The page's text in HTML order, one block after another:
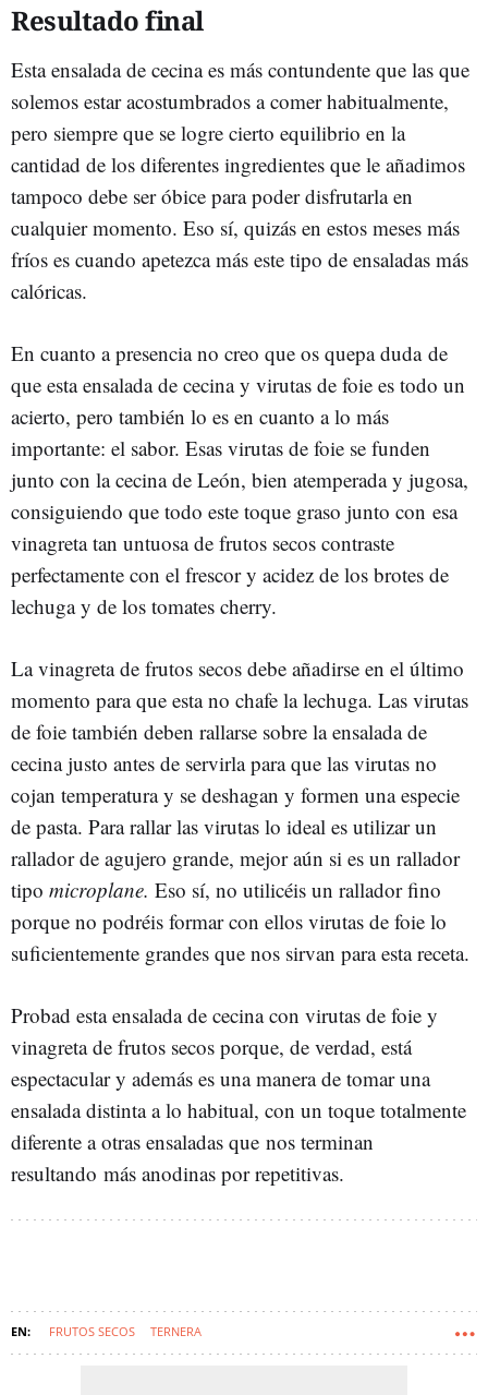
Resultado final
Esta ensalada de cecina es más contundente que las que
solemos estar acostumbrados a comer habitualmente,
pero siempre que se logre cierto equilibrio en la
cantidad de los diferentes ingredientes que le añadimos
tampoco debe ser óbice para poder disfrutarla en
cualquier momento. Eso sí, quizás en estos meses más
fríos es cuando apetezca más este tipo de ensaladas más
calóricas.
En cuanto a presencia no creo que os quepa duda de
que esta ensalada de cecina y virutas de foie es todo un
acierto, pero también lo es en cuanto a lo más
importante: el sabor. Esas virutas de foie se funden
junto con la cecina de León, bien atemperada y jugosa,
consiguiendo que todo este toque graso junto con esa
vinagreta tan untuosa de frutos secos contraste
perfectamente con el frescor y acidez de los brotes de
lechuga y de los tomates cherry.
La vinagreta de frutos secos debe añadirse en el último
momento para que esta no chafe la lechuga. Las virutas
de foie también deben rallarse sobre la ensalada de
cecina justo antes de servirla para que las virutas no
cojan temperatura y se deshagan y formen una especie
de pasta. Para rallar las virutas lo ideal es utilizar un
rallador de agujero grande, mejor aún si es un rallador
tipo microplane. Eso sí, no utilicéis un rallador fino
porque no podréis formar con ellos virutas de foie lo
suficientemente grandes que nos sirvan para esta receta.
Probad esta ensalada de cecina con virutas de foie y
vinagreta de frutos secos porque, de verdad, está
espectacular y además es una manera de tomar una
ensalada distinta a lo habitual, con un toque totalmente
diferente a otras ensaladas que nos terminan
resultando más anodinas por repetitivas.
FRUTOS SECOS TERNERA